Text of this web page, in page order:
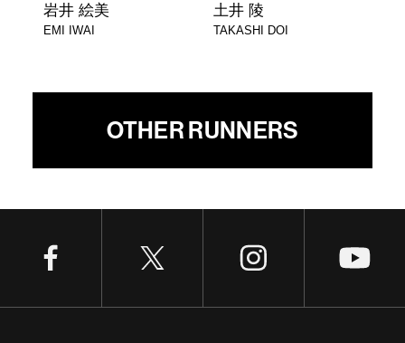
岩井 絵美
EMI IWAI
土井 陵
TAKASHI DOI
OTHER RUNNERS